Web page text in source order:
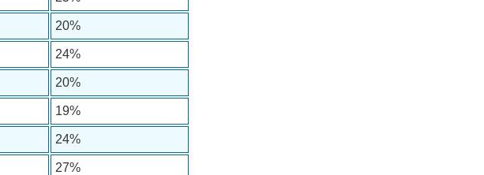
20%
24%
20%
19%
24%
27%